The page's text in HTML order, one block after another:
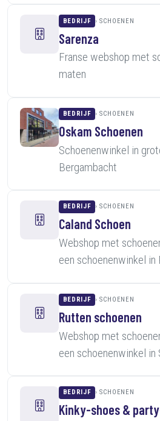
BEDRIJF SCHOENEN
Sarenza
Franse webshop met
maten
BEDRIJF SCHOENEN
Oskam Schoenen
Schoenenwinkel in
Bergambacht
BEDRIJF SCHOENEN
Caland Schoen
Webshop met
een schoenenwinkel
BEDRIJF SCHOENEN
Rutten schoenen
Webshop met
een schoenenwinkel in
BEDRIJF SCHOENEN
Kinky-shoes &